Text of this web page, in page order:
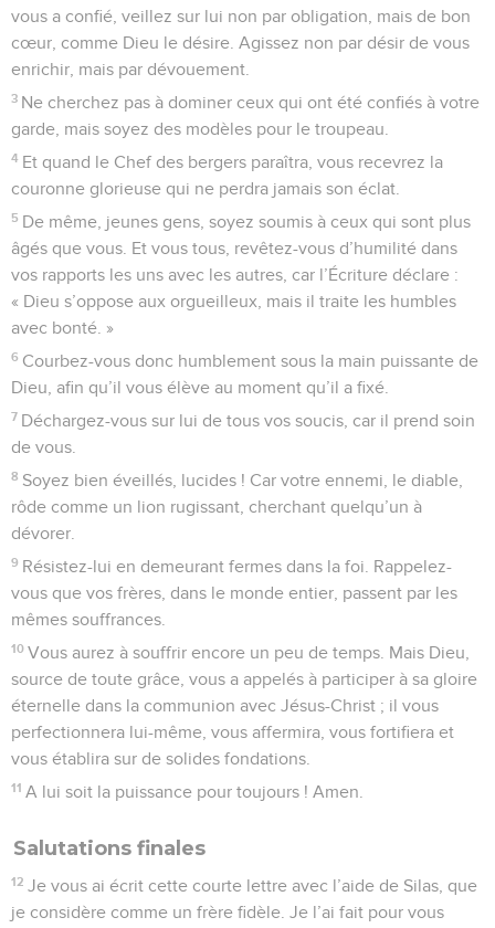
vous a confié, veillez sur lui non par obligation, mais de bon
cœur, comme Dieu le désire. Agissez non par désir de vous
enrichir, mais par dévouement.
3 Ne cherchez pas à dominer ceux qui ont été confiés à votre
garde, mais soyez des modèles pour le troupeau.
4 Et quand le Chef des bergers paraîtra, vous recevrez la
couronne glorieuse qui ne perdra jamais son éclat.
5 De même, jeunes gens, soyez soumis à ceux qui sont plus
âgés que vous. Et vous tous, revêtez-vous d’humilité dans
vos rapports les uns avec les autres, car l’Écriture déclare :
« Dieu s’oppose aux orgueilleux, mais il traite les humbles
avec bonté. »
6 Courbez-vous donc humblement sous la main puissante de
Dieu, afin qu’il vous élève au moment qu’il a fixé.
7 Déchargez-vous sur lui de tous vos soucis, car il prend soin
de vous.
8 Soyez bien éveillés, lucides ! Car votre ennemi, le diable,
rôde comme un lion rugissant, cherchant quelqu’un à
dévorer.
9 Résistez-lui en demeurant fermes dans la foi. Rappelez-
vous que vos frères, dans le monde entier, passent par les
mêmes souffrances.
10 Vous aurez à souffrir encore un peu de temps. Mais Dieu,
source de toute grâce, vous a appelés à participer à sa gloire
éternelle dans la communion avec Jésus-Christ ; il vous
perfectionnera lui-même, vous affermira, vous fortifiera et
vous établira sur de solides fondations.
11 A lui soit la puissance pour toujours ! Amen.
Salutations finales
12 Je vous ai écrit cette courte lettre avec l’aide de Silas, que
je considère comme un frère fidèle. Je l’ai fait pour vous